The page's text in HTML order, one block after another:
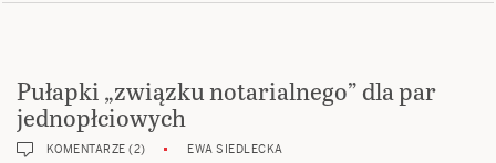
Pułapki „związku notarialnego” dla par
jednopłciowych
KOMENTARZE (2) EWA SIEDLECKA